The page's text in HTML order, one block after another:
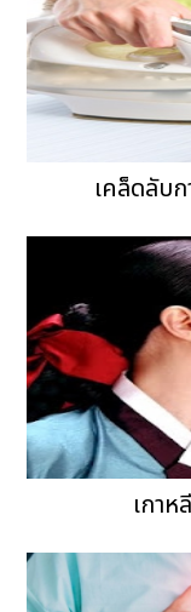
เคล็ดลับ
เกา